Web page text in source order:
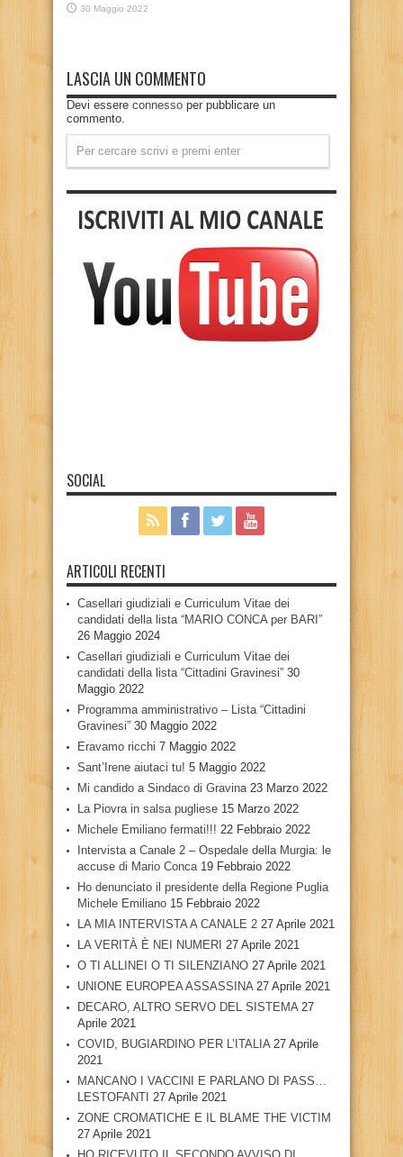
30 Maggio 2022
LASCIA UN COMMENTO
Devi essere connesso per pubblicare un
commento.
SOCIAL
ARTICOLI RECENTI
Casellari giudiziali e Curriculum Vitae dei
candidati della lista “MARIO CONCA per BARI”
26 Maggio 2024
Casellari giudiziali e Curriculum Vitae dei
candidati della lista “Cittadini Gravinesi” 30
Maggio 2022
Programma amministrativo – Lista “Cittadini
Gravinesi” 30 Maggio 2022
Eravamo ricchi 7 Maggio 2022
Sant’Irene aiutaci tu! 5 Maggio 2022
Mi candido a Sindaco di Gravina 23 Marzo 2022
La Piovra in salsa pugliese 15 Marzo 2022
Michele Emiliano fermati!!! 22 Febbraio 2022
Intervista a Canale 2 – Ospedale della Murgia: le
accuse di Mario Conca 19 Febbraio 2022
Ho denunciato il presidente della Regione Puglia
Michele Emiliano 15 Febbraio 2022
LA MIA INTERVISTA A CANALE 2 27 Aprile 2021
LA VERITÀ È NEI NUMERI 27 Aprile 2021
O TI ALLINEI O TI SILENZIANO 27 Aprile 2021
UNIONE EUROPEA ASSASSINA 27 Aprile 2021
DECARO, ALTRO SERVO DEL SISTEMA 27
Aprile 2021
COVID, BUGIARDINO PER L’ITALIA 27 Aprile
2021
MANCANO I VACCINI E PARLANO DI PASS…
LESTOFANTI 27 Aprile 2021
ZONE CROMATICHE E IL BLAME THE VICTIM
27 Aprile 2021